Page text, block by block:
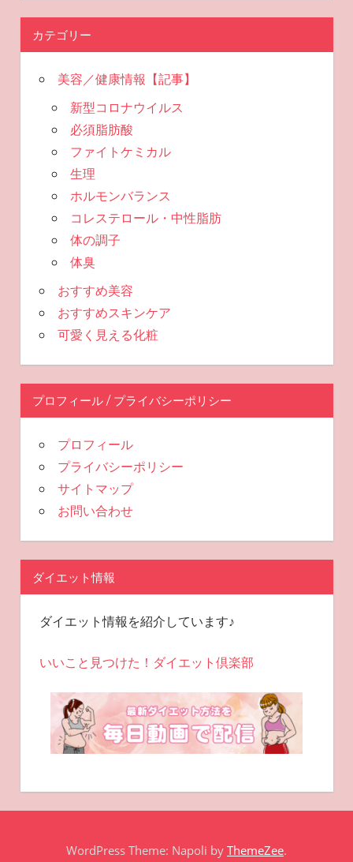
カテゴリー
美容／健康情報【記事】
新型コロナウイルス
必須脂肪酸
ファイトケミカル
生理
ホルモンバランス
コレステロール・中性脂肪
体の調子
体臭
おすすめ美容
おすすめスキンケア
可愛く見える化粧
プロフィール / プライバシーポリシー
プロフィール
プライバシーポリシー
サイトマップ
お問い合わせ
ダイエット情報
ダイエット情報を紹介しています♪
いいこと見つけた！ダイエット倶楽部
WordPress Theme: Napoli by ThemeZee.